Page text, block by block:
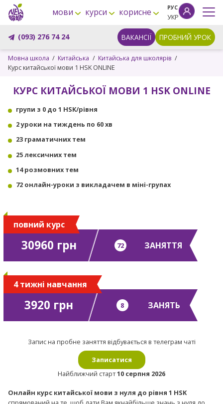
мови курси корисне РУС
УКР
(093) 276 74 24 ВАКАНСІЇ ПРОБНИЙ УРОК
Мовна школа Китайська
Китайська для школярів
Курс китайської мови 1 HSK ONLINE
КУРС КИТАЙСЬКОЇ МОВИ 1 HSK ONLINE
групи з 0 до 1 HSK/рівня
2 уроки на тиждень по 60 хв
23 граматичних тем
25 лексичних тем
14 розмовних тем
72 онлайн-уроки з викладачем в міні-групах
30960 грн 72 ЗАНЯТТЯ
повний курс
3920 грн 8 ЗАНЯТЬ
4 тижні навчання
Запис на пробне заняття відбувається в телеграм чаті
Записатися
Найближчий старт10 серпня 2026
Онлайн курс китайської мови з нуля до рівня 1 HSK